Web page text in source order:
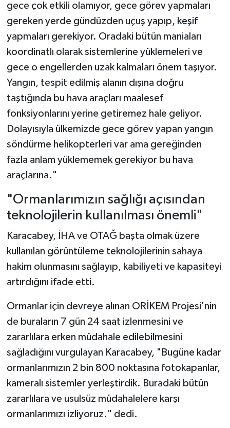
gece çok etkili olamıyor, gece görev yapmaları
gereken yerde gündüzden uçuş yapıp, keşif
yapmaları gerekiyor. Oradaki bütün maniaları
koordinatlı olarak sistemlerine yüklemeleri ve
gece o engellerden uzak kalmaları önem taşıyor.
Yangın, tespit edilmiş alanın dışına doğru
taştığında bu hava araçları maalesef
fonksiyonlarını yerine getiremez hale geliyor.
Dolayısıyla ülkemizde gece görev yapan yangın
söndürme helikopterleri var ama gereğinden
fazla anlam yüklememek gerekiyor bu hava
araçlarına."
"Ormanlarımızın sağlığı açısından
teknolojilerin kullanılması önemli"
Karacabey, İHA ve OTAĞ başta olmak üzere
kullanılan görüntüleme teknolojilerinin sahaya
hakim olunmasını sağlayıp, kabiliyeti ve kapasiteyi
artırdığını ifade etti.
Ormanlar için devreye alınan ORİKEM Projesi'nin
de buraların 7 gün 24 saat izlenmesini ve
zararlılara erken müdahale edilebilmesini
sağladığını vurgulayan Karacabey, "Bugüne kadar
ormanlarımızın 2 bin 800 noktasına fotokapanlar,
kameralı sistemler yerleştirdik. Buradaki bütün
zararlılara ve usulsüz müdahalelere karşı
ormanlarımızı izliyoruz." dedi.